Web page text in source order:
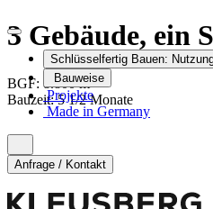
Schlüsselfertig Bauen:
Bauweise
Projekte
Made in Germany
Anfrage / Kontakt
3 Gebäude, ein
BGF: 8.800m2
Bauzeit: 5 1/2 Monate